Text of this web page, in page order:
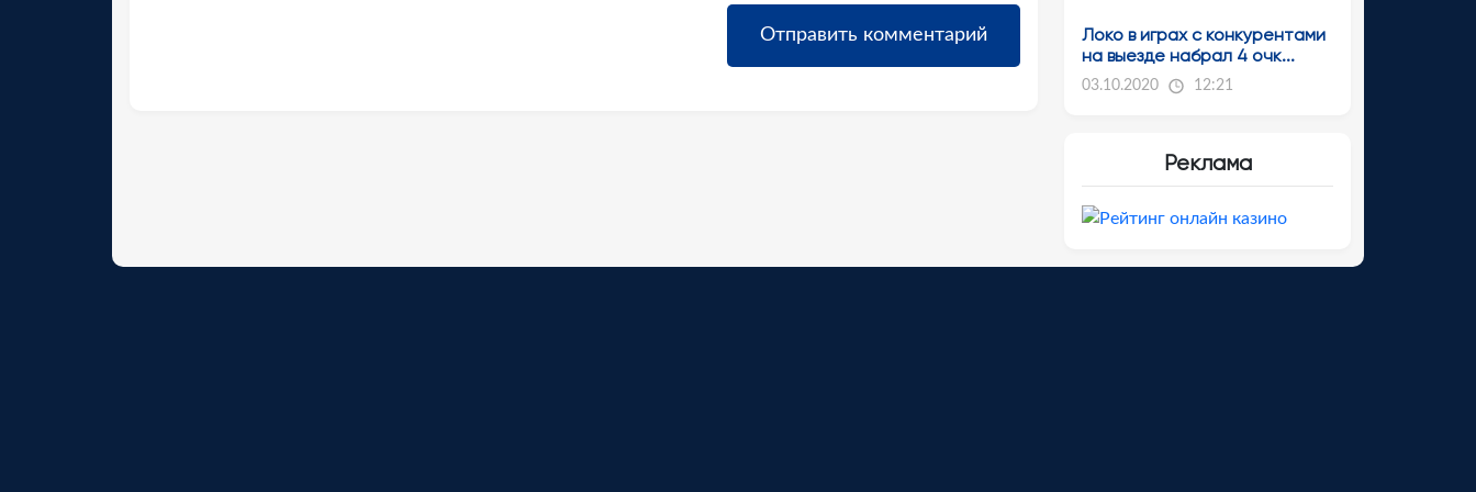
Локо в играх с конкурентами
на выезде набрал 4 очк...
03.10.2020 12:21
Реклама